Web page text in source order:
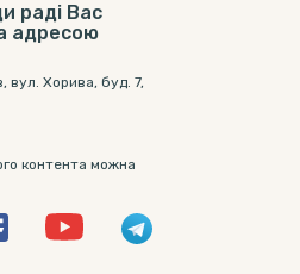
раді Вас
адресою
вул. Хорива, буд. 7,
контента можна